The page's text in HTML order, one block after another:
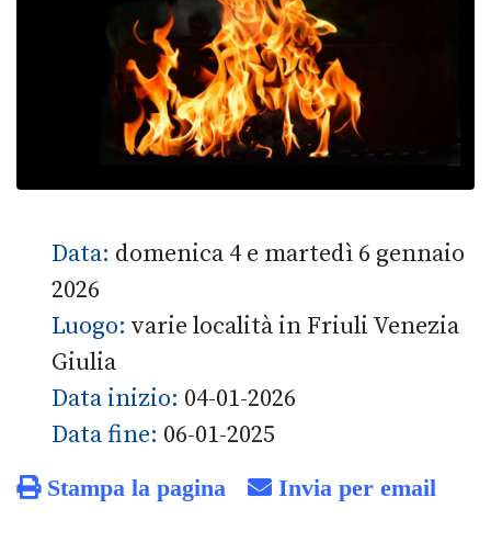
Data: domenica 4 e martedì 6 gennaio
2026
Luogo: varie località in Friuli Venezia
Giulia
Data inizio: 04-01-2026
Data fine: 06-01-2025
Stampa la pagina Invia per email